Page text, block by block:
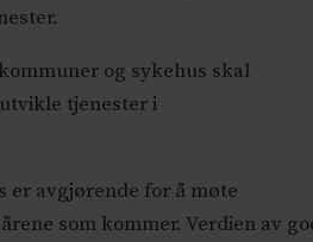
og sykehus skal
tjenester i
er avgjørende for å møte
som kommer. Verdien av